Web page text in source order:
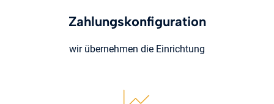
Zahlungskonfiguration
wir übernehmen die Einrichtung